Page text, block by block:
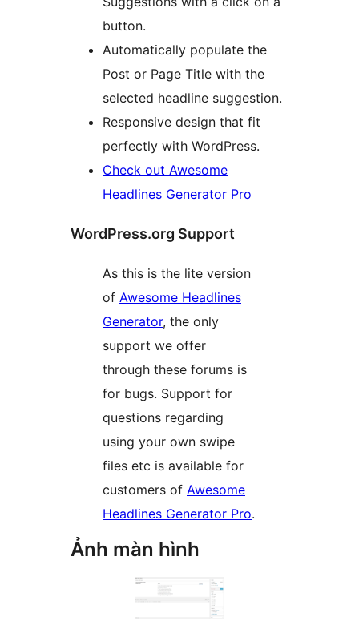
button.
Automatically populate the
Post or Page Title with the
selected headline suggestion.
Responsive design that fit
perfectly with WordPress.
Check out Awesome
Headlines Generator Pro
WordPress.org Support
As this is the lite version
of Awesome Headlines
Generator, the only
support we offer
through these forums is
for bugs. Support for
questions regarding
using your own swipe
files etc is available for
customers of Awesome
Headlines Generator Pro.
Ảnh màn hình